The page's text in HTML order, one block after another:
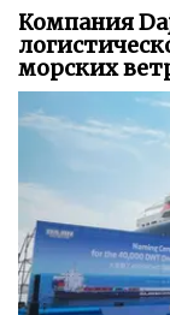
Компания
морских